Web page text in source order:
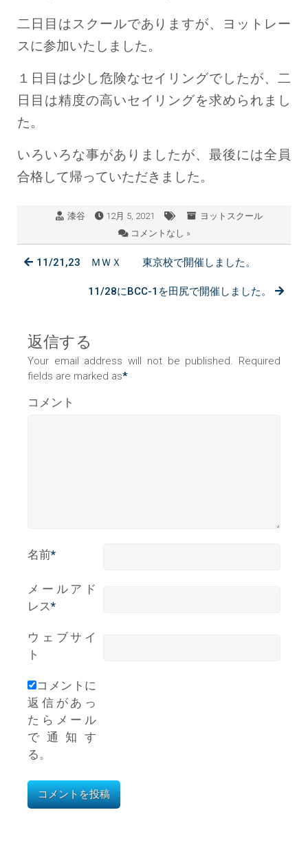
二日目はスクールでありますが、ヨットレー
スに参加いたしました。
１日目は少し危険なセイリングでしたが、二
日目は精度の高いセイリングを求められまし
た。
いろいろな事がありましたが、最後には全員
合格して帰っていただきました。
漆谷 12月 5, 2021
ヨットスクール
コメントなし »
11/21,23 ＭＷＸ 東京校で開催しました。
11/28にBCC-1を田尻で開催しました。
返信する
Your email address will not be published. Required
fields are marked as*
コメント
名前*
メールアド
レス*
ウェブサイ
ト
コメントに
返信があっ
たらメール
で通知す
る。